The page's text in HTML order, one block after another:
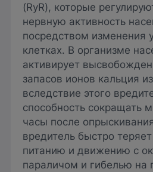
(RyR), которые
нервную активность
посредством изменения
клетках. В организме
активирует
запасов ионов кальция
вследствие этого
способность
часы после
вредитель быстро
питанию и движению с
параличом и гибелью на